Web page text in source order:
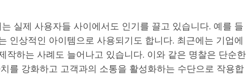
실제 사용자들 사이에서도 인기를 끌고 있습니다. 예를 들
인상적인 아이템으로 사용되기도 합니다. 최근에는 기업에
작하는 사례도 늘어나고 있습니다. 이와 같은 명찰은 단순한
를 강화하고 고객과의 소통을 활성화하는 수단으로 작용합